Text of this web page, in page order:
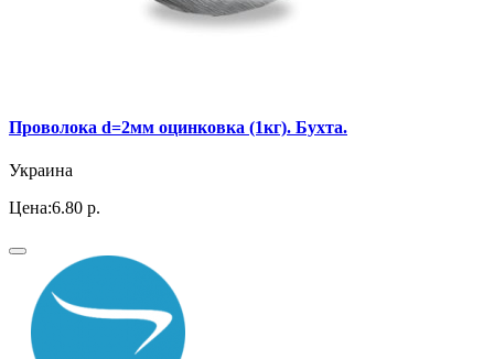
Проволока d=2мм оцинковка (1кг). Бухта.
Украина
Цена:6.80 р.